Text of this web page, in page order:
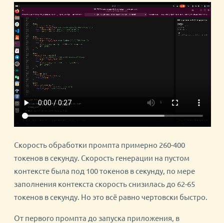
Скорость обработки промпта примерно 260-400
токенов в секунду. Скорость генерации на пустом
контексте была под 100 токенов в секунду, по мере
заполнения контекста скорость снизилась до 62-65
токенов в секунду. Но это всё равно чертовски быстро.
От первого промпта до запуска приложения, в